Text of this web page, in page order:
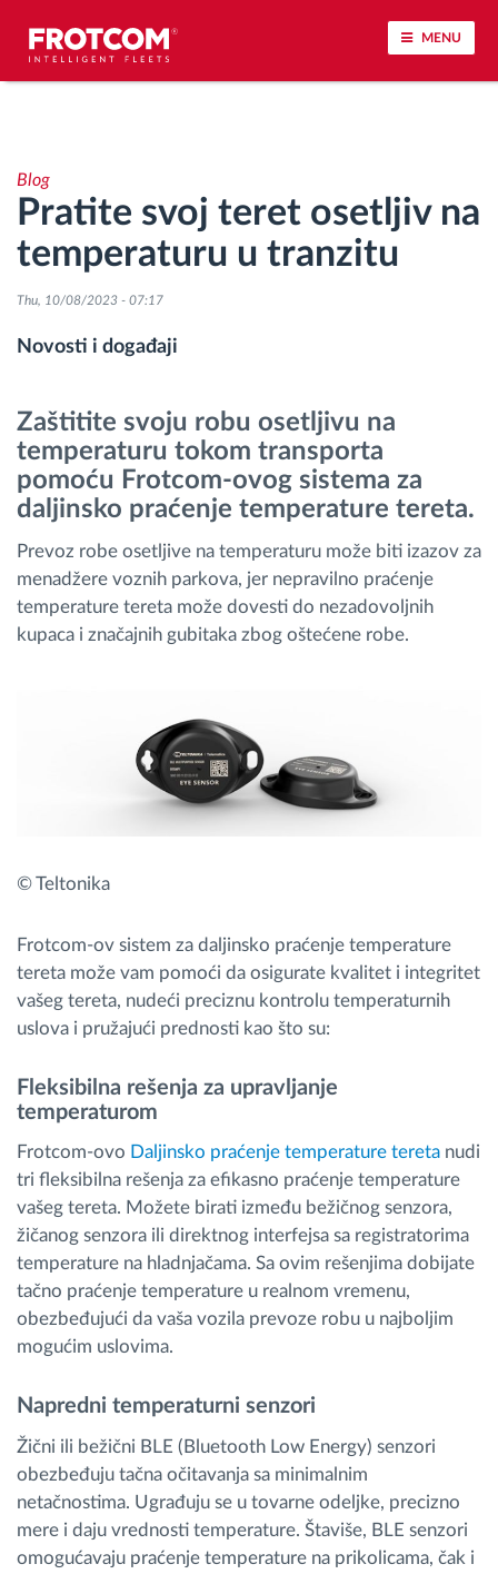
MENU
Analiza ponašanja u vožnji
Praćenje vremena vožnje
Upravljanje radnom snagom
Kontrola pristupa
Upravljanje gorivom
Planiranje i nadgledanje rute
Automatska identifikacija vozača
Kako rešavamo sve aktivnosti voznog parka
Blog
Pratite svoj teret osetljiv na
temperaturu u tranzitu
Thu, 10/08/2023 - 07:17
Novosti i događaji
Zaštitite svoju robu osetljivu na
temperaturu tokom transporta
pomoću Frotcom-ovog sistema za
daljinsko praćenje temperature tereta.
Prevoz robe osetljive na temperaturu može biti izazov za
menadžere voznih parkova, jer nepravilno praćenje
temperature tereta može dovesti do nezadovoljnih
kupaca i značajnih gubitaka zbog oštećene robe.
© Teltonika
Frotcom-ov sistem za daljinsko praćenje temperature
tereta može vam pomoći da osigurate kvalitet i integritet
vašeg tereta, nudeći preciznu kontrolu temperaturnih
uslova i pružajući prednosti kao što su:
Fleksibilna rešenja za upravljanje
temperaturom
Frotcom-ovo Daljinsko praćenje temperature tereta nudi
tri fleksibilna rešenja za efikasno praćenje temperature
vašeg tereta. Možete birati između bežičnog senzora,
žičanog senzora ili direktnog interfejsa sa registratorima
temperature na hladnjačama. Sa ovim rešenjima dobijate
tačno praćenje temperature u realnom vremenu,
obezbeđujući da vaša vozila prevoze robu u najboljim
mogućim uslovima.
Napredni temperaturni senzori
Žični ili bežični BLE (Bluetooth Low Energy) senzori
obezbeđuju tačna očitavanja sa minimalnim
netačnostima. Ugrađuju se u tovarne odeljke, precizno
mere i daju vrednosti temperature. Štaviše, BLE senzori
omogućavaju praćenje temperature na prikolicama, čak i